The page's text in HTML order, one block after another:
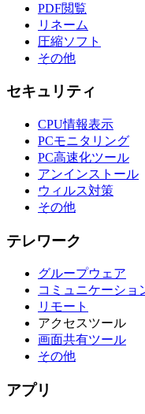
PDF閲覧
リネーム
圧縮ソフト
その他
セキュリティ
CPU情報表示
PCモニタリング
PC高速化ツール
アンインストール
ウィルス対策
その他
テレワーク
グループウェア
コミュニケーショ
リモート
アクセスツール
画面共有ツール
その他
アプリ